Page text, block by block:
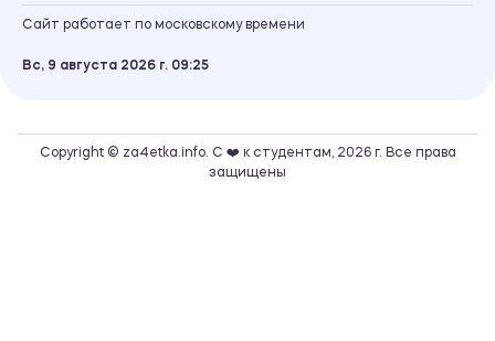
Сайт работает по московскому времени
Вс, 9 августа 2026 г. 09 25
Copyright © za4etka.info. С ❤️ к студентам, 2026 г. Все права
защищены